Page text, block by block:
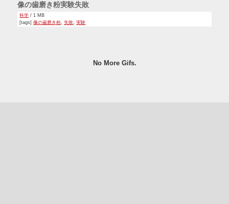
像の歯磨き粉実験失敗
科学 / 1 MB
[tags]像の歯磨き粉,失敗,実験
No More Gifs.